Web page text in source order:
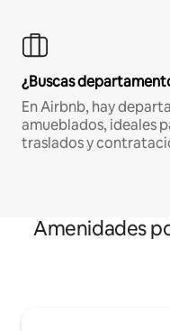
¿Buscas
En Airbnb, hay
amueblados, ideales
traslados y
Amenidades